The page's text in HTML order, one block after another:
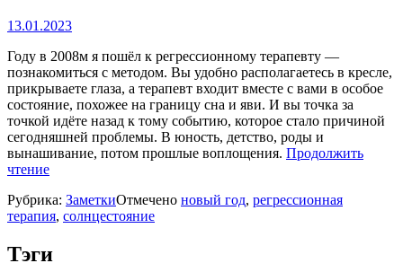
13.01.2023
Году в 2008м я пошёл к регрессионному терапевту —
познакомиться с методом. Вы удобно располагаетесь в кресле,
прикрываете глаза, а терапевт входит вместе с вами в особое
состояние, похожее на границу сна и яви. И вы точка за
точкой идёте назад к тому событию, которое стало причиной
сегодняшней проблемы. В юность, детство, роды и
вынашивание, потом прошлые воплощения. Продолжить
чтение«Поздравление
2023
годом»
Рубрика: ЗаметкиОтмечено новый год, регрессионная
терапия, солнцестояние
Тэги